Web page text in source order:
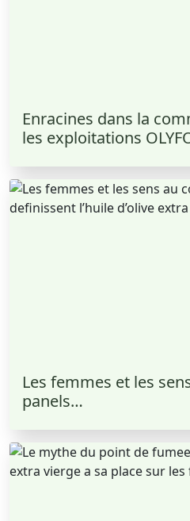
Enracines dans la
les exploitations
Les femmes et les
panels…